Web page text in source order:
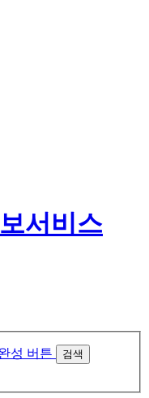
검색